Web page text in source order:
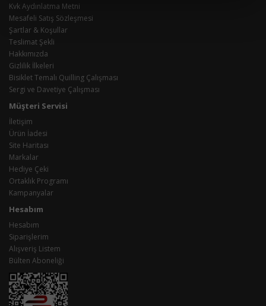
Kvk Aydınlatma Metni
Mesafeli Satış Sözleşmesi
Şartlar & Koşullar
Teslimat Şekli
Hakkımızda
Gizlilik İlkeleri
Bisiklet Temalı Quilling Çalışması
Sergi ve Davetiye Çalışması
Müşteri Servisi
İletişim
Ürün İadesi
Site Haritası
Markalar
Hediye Çeki
Ortaklık Programı
Kampanyalar
Hesabım
Hesabım
Siparişlerim
Alışveriş Listem
Bülten Aboneliği